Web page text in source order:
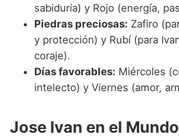
sabiduría) y Rojo (energía,
Piedras preciosas: Zafiro
y protección) y Rubí (para
coraje).
Días favorables: Miércoles
intelecto) y Viernes (amor,
Jose Ivan en el